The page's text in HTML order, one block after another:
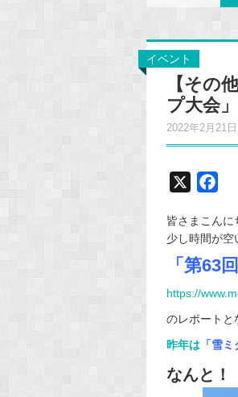
イベント
【その
プ大会
2022年2月21
c
e
b
皆さまこんに
少し時間が
「第63
https://
のレポートと
昨年は 「雪ミ
なんと！